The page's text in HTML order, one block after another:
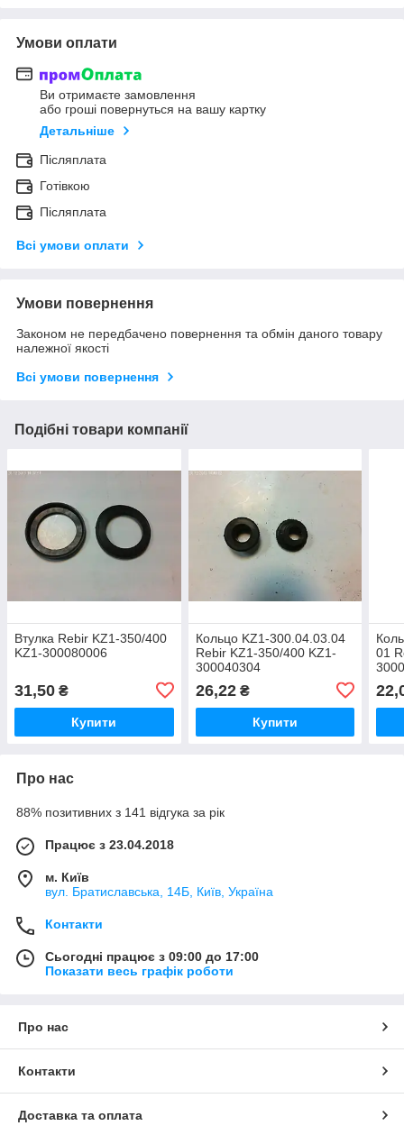
Умови оплати
Ви отримаєте замовлення
або гроші повернуться на вашу картку
Детальніше
Післяплата
Готівкою
Післяплата
Всі умови оплати
Умови повернення
Законом не передбачено повернення та обмін даного товару
належної якості
Всі умови повернення
Подібні товари компанії
Втулка Rebir KZ1-350/400
KZ1-300080006
31,50 ₴
Купити
Кольцо KZ1-300.04.03.04
Rebir KZ1-350/400 KZ1-
300040304
26,22₴
Купити
01
Про нас
88% позитивних з 141 відгука за рік
Працює з 23.04.2018
м. Київ
вул. Братиславська, 14Б, Київ, Україна
Контакти
Сьогодні працює з 09:00 до 17:00
Показати весь графік роботи
Про нас
Контакти
Доставка та оплата